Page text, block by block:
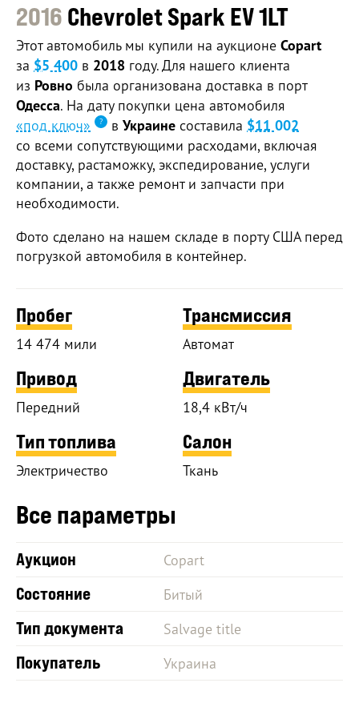
2016 Chevrolet Spark EV 1LT
Этот автомобиль мы купили на аукционе Copart
за $5 400 в 2018 году. Для нашего клиента
из Ровно была организована доставка в порт
Одесса. На дату покупки цена автомобиля
«под ключ»
в Украине составила $11 002
со всеми сопутствующими расходами, включая
доставку, растаможку, экспедирование, услуги
компании, а также ремонт и запчасти при
необходимости.
Фото сделано на нашем складе в порту США перед
погрузкой автомобиля в контейнер.
Пробег
14 474 мили
Трансмиссия
Автомат
Привод
Передний
Двигатель
18,4 кВт/ч
Тип топлива
Электричество
Салон
Ткань
Все параметры
Аукцион Copart
Состояние Битый
Тип документа Salvage title
Покупатель Украина